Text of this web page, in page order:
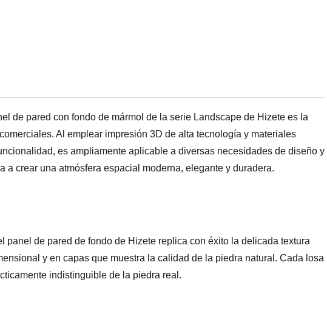
de pared con fondo de mármol de la serie Landscape de Hizete es la
Al emplear impresión 3D de alta tecnología y materiales
es ampliamente aplicable a diversas necesidades de diseño y
crear una atmósfera espacial moderna, elegante y duradera.
de pared de fondo de Hizete replica con éxito la delicada textura
y en capas que muestra la calidad de la piedra natural. Cada losa
indistinguible de la piedra real.